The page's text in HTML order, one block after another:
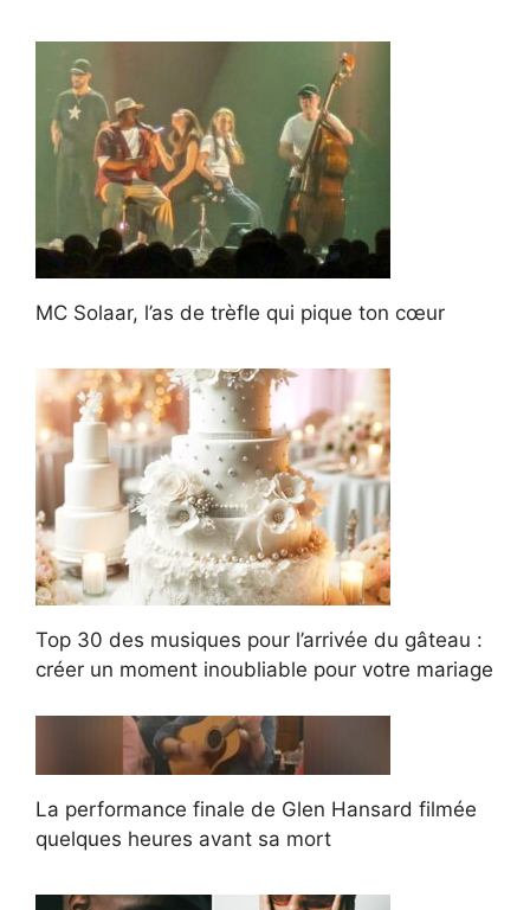
MC Solaar, l’as de trèfle qui pique ton cœur
Top 30 des musiques pour l’arrivée du gâteau :
créer un moment inoubliable pour votre mariage
La performance finale de Glen Hansard filmée
quelques heures avant sa mort